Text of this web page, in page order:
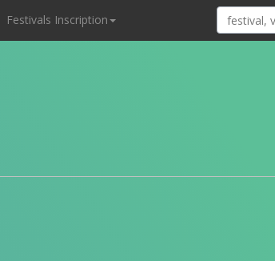
Festivals Inscription